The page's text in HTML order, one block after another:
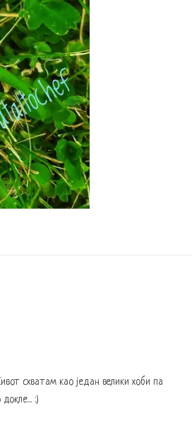
схватам као један велики хоби па
:)